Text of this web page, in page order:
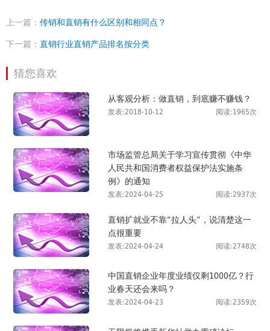
上一篇： 传销和直销有什么区别和相同点？
下一篇： 直销行业直销产品排名按分类
猜您喜欢
从客观分析：做直销，到底赚不赚钱？
发表:2018-10-12 阅读:1965次
市场监管总局关于学习宣传贯彻《中华
人民共和国消费者权益保护法实施条
例》的通知
发表:2024-04-25 阅读:2937次
直销扩就业不靠“拉人头”，说清楚这一
点很重要
发表:2024-04-24 阅读:2748次
中国直销企业年度业绩仅剩1000亿？行
业春天还会来吗？
发表:2024-04-23 阅读:2359次